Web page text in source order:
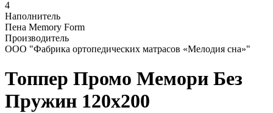
4
Наполнитель
Пена Memory Form
Производитель
ООО "Фабрика ортопедических матрасов «Мелодия сна»"
Топпер Промо Мемори Без
Пружин 120х200